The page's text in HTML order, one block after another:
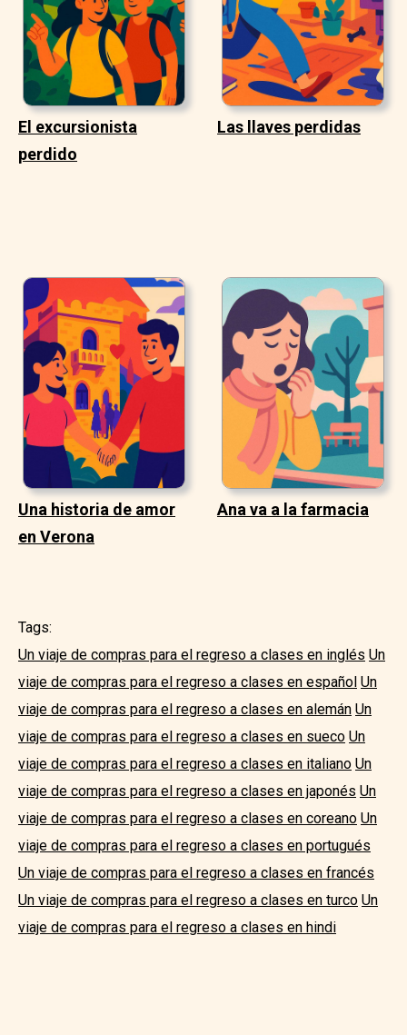
El excursionista
perdido
Las llaves perdidas
Una historia de amor
en Verona
Ana va a la farmacia
Tags:
Un viaje de compras para el regreso a clases en inglés Un
viaje de compras para el regreso a clases en español Un
viaje de compras para el regreso a clases en alemán Un
viaje de compras para el regreso a clases en sueco Un
viaje de compras para el regreso a clases en italiano Un
viaje de compras para el regreso a clases en japonés Un
viaje de compras para el regreso a clases en coreano Un
viaje de compras para el regreso a clases en portugués
Un viaje de compras para el regreso a clases en francés
Un viaje de compras para el regreso a clases en turco Un
viaje de compras para el regreso a clases en hindi